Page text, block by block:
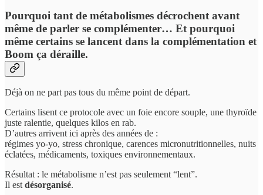
Pourquoi tant de métabolismes décrochent avant
même de parler se complémenter… Et pourquoi
même certains se lancent dans la complémentation et
Boom ça déraille.
Déjà on ne part pas tous du même point de départ.
Certains lisent ce protocole avec un foie encore souple, une thyroïde
juste ralentie, quelques kilos en rab.
D’autres arrivent ici après des années de :
régimes yo-yo, stress chronique, carences micronutritionnelles, nuits
éclatées, médicaments, toxiques environnementaux.
Résultat : le métabolisme n’est pas seulement “lent”.
Il est désorganisé.